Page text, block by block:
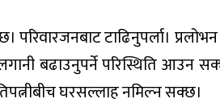
परिवारजनबाट टाढिनुपर्ला।
बढाउनुपर्ने परिस्थिति आउन
घरसल्लाह नमिल्न सक्छ।